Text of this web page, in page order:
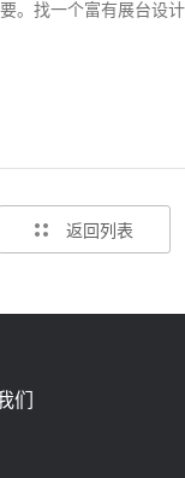
找一个富有展台设
返回列表
们